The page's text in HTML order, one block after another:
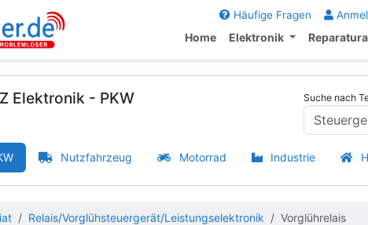
Häufige Fragen
Home Elektronik
Elektronik - PKW Suche nach
Nutzfahrzeug Motorrad Industrie
Relais/Vorglühsteuergerät/Leistungselektronik Vorglührelais